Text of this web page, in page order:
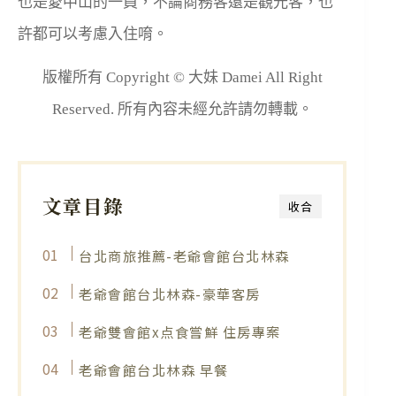
許都可以考慮入住唷。
版權所有 Copyright © 大妹 Damei All Right
Reserved. 所有內容未經允許請勿轉載。
收合
文章目錄
台北商旅推薦-老爺會館台北林森
老爺會館台北林森-豪華客房
老爺雙會館x点食嘗鮮 住房專案
老爺會館台北林森 早餐